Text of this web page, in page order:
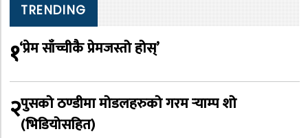
TRENDING
१‘प्रेम साँच्चीकै प्रेमजस्तो होस्’
२पुसको ठण्डीमा मोडलहरुको गरम र्‍याम्प शो
(भिडियोसहित)